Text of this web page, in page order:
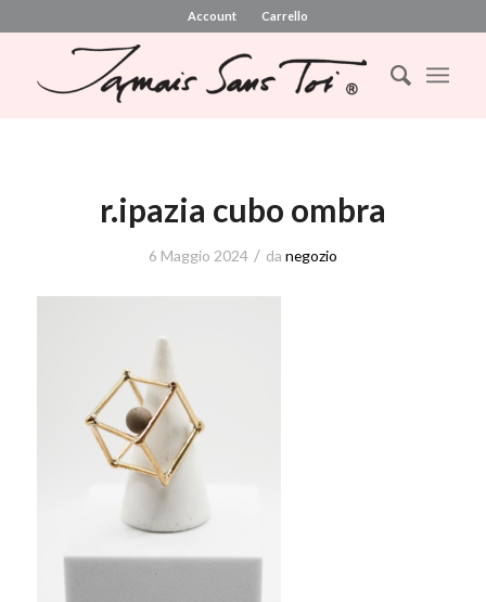
Account Carrello
r.ipazia cubo ombra
6 Maggio 2024 / da negozio